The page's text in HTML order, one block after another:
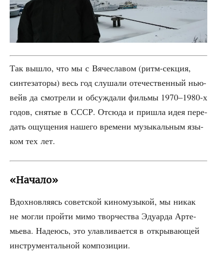
Так вышло, что мы с Вяче­сла­вом (ритм-сек­ция,
син­те­за­то­ры) весь год слу­ша­ли оте­че­ствен­ный нью-
вейв да смот­ре­ли и обсуж­да­ли филь­мы 1970–1980‑х
годов, сня­тые в СССР. Отсю­да и при­шла идея пере­
дать ощу­ще­ния наше­го вре­ме­ни музы­каль­ным язы­
ком тех лет.
«Начало»
Вдох­нов­ля­ясь совет­ской кино­му­зы­кой, мы никак
не мог­ли прой­ти мимо твор­че­ства Эду­ар­да Арте­
мье­ва. Наде­юсь, это улав­ли­ва­ет­ся в откры­ва­ю­щей
инстру­мен­таль­ной композиции.